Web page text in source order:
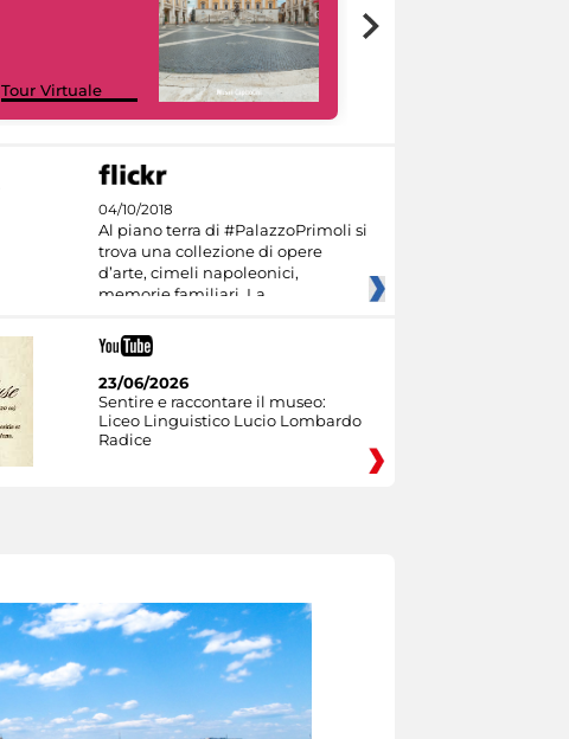
Tour Virtuale
04/10/2018
Al piano terra di #PalazzoPrimoli si
trova una collezione di opere
d’arte, cimeli napoleonici,
memorie familiari. La
23/06/2026
Sentire e raccontare il museo:
Liceo Linguistico Lucio Lombardo
Radice